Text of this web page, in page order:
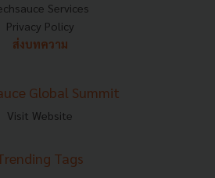
Services
Privacy Policy
ส่งบทความ
Global Summit
Visit Website
Tags